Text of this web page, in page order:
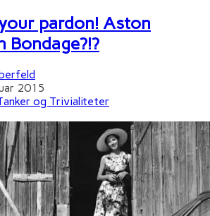
pardon! Aston
Bondage?!?
2015
og Trivialiteter